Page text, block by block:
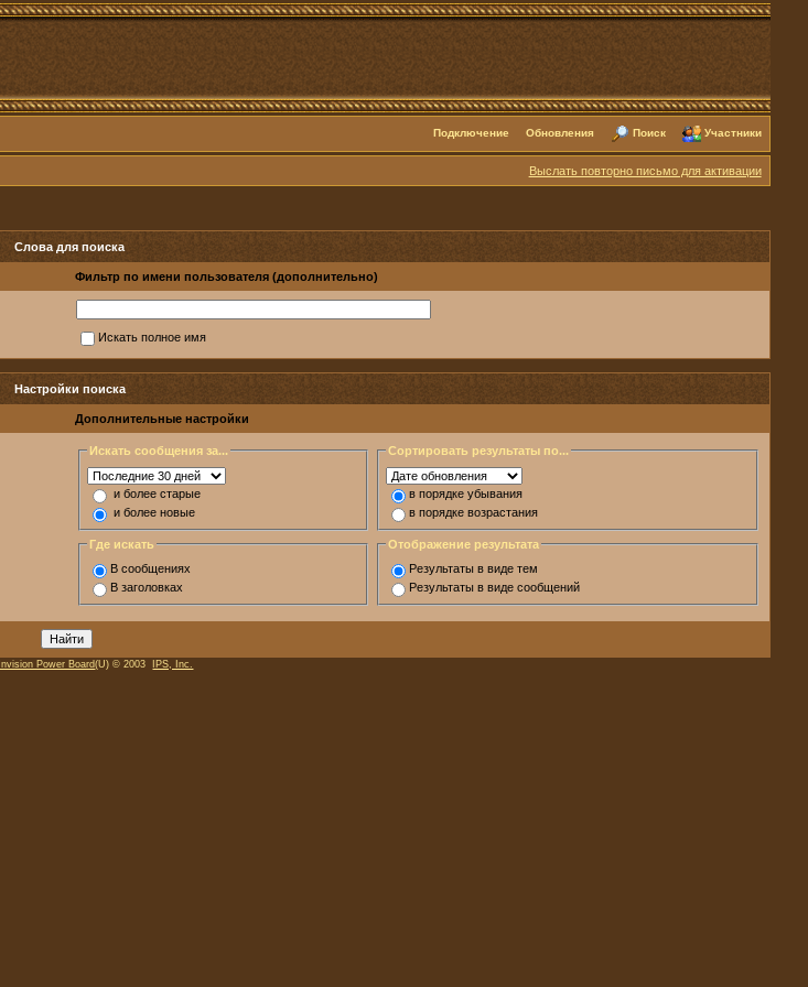
Подключение Обновления Поиск Участники
Выслать повторно письмо для активации
Слова для поиска
Фильтр по имени пользователя (дополнительно)
Искать полное имя
Настройки поиска
Дополнительные настройки
Искать сообщения за...
и более старые
и более новые
Сортировать результаты по...
в порядке убывания
в порядке возрастания
Где искать
В сообщениях
В заголовках
Отображение результата
Результаты в виде тем
Результаты в виде сообщений
Invision Power Board(U) © 2003 IPS, Inc.